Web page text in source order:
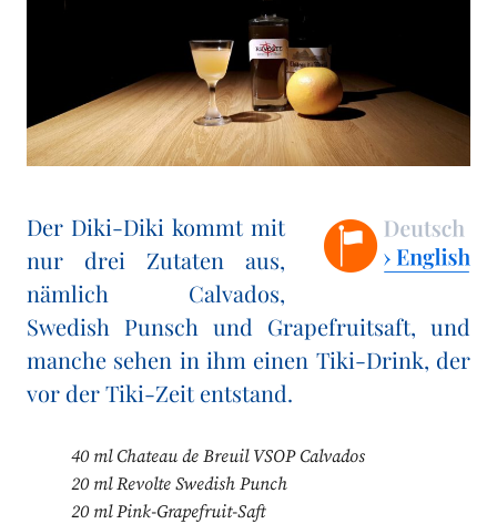
Der Diki-Diki kommt mit
nur drei Zutaten aus,
nämlich Calvados,
Swedish Punsch und Grapefruitsaft, und
manche sehen in ihm einen Tiki-Drink, der
vor der Tiki-Zeit entstand.
40 ml Chateau de Breuil VSOP Calvados
20 ml Revolte Swedish Punch
20 ml Pink-Grapefruit-Saft